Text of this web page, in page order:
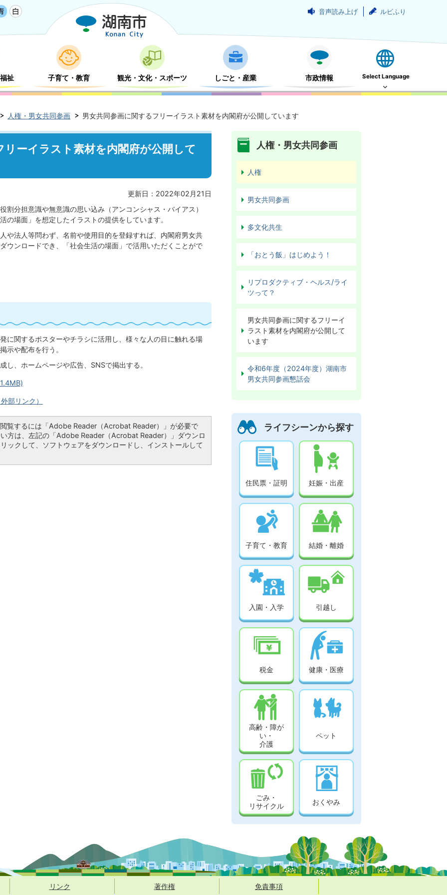
音声読み上げ ルビふり
祉 子育て・教育 観光・文化・スポーツ しごと・産業 市政情報 Select Language
人権・男女共同参画 男女共同参画に関するフリーイラスト素材を内閣府が公開しています
リーイラスト素材を内閣府が公開して
更新日：2022年02月21日
割分担意識や無意識の思い込み（アンコンシャス・バイアス）
の場面」を想定したイラストの提供をしています。
や法人等問わず、名前や使用目的を登録すれば、内閣府男女共
ウンロードでき、「社会生活の場面」で活用いただくことがで
に関するポスターやチラシに活用し、様々な人の目に触れる場
示や配布を行う。
し、ホームページや広告、SNSで掲出する。
部リンク）
覧するには「Adobe Reader（Acrobat Reader）」が必要で
方は、左記の「Adobe Reader（Acrobat Reader）」ダウンロ
ックして、ソフトウェアをダウンロードし、インストールして
人権・男女共同参画
人権
男女共同参画
多文化共生
「おとう飯」はじめよう！
リプロダクティブ・ヘルス/ライ
ツって？
男女共同参画に関するフリーイ
ラスト素材を内閣府が公開して
います
令和6年度（2024年度）湖南市
男女共同参画懇話会
ライフシーンから探す
住民票・証明 妊娠・出産
子育て・教育 結婚・離婚
入園・入学 引越し
税金 健康・医療
高齢・障が
い・
介護
ペット
ごみ・
リサイクル
おくやみ
リンク 著作権 免責事項